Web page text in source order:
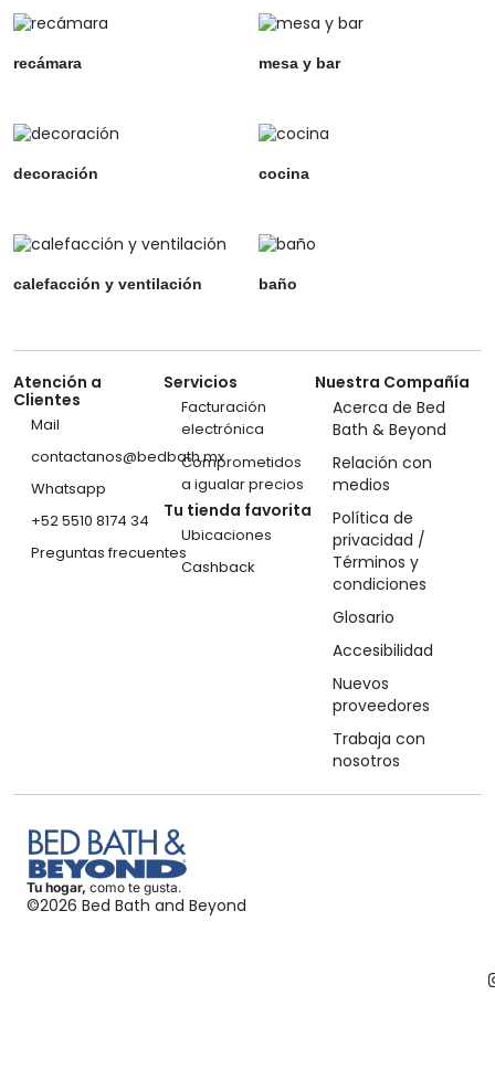
recámara mesa y bar
decoración cocina
calefacción y ventilación baño
Atención a
Clientes
Mail
contactanos@bedbath.mx
Whatsapp
+52 5510 8174 34
Preguntas frecuentes
Servicios
Facturación
electrónica
Comprometidos
a igualar precios
Tu tienda favorita
Ubicaciones
Cashback
Nuestra Compañía
Acerca de Bed
Bath & Beyond
Relación con
medios
Política de
privacidad /
Términos y
condiciones
Glosario
Accesibilidad
Nuevos
proveedores
Trabaja con
nosotros
Tu hogar, como te gusta.
©2026 Bed Bath and Beyond